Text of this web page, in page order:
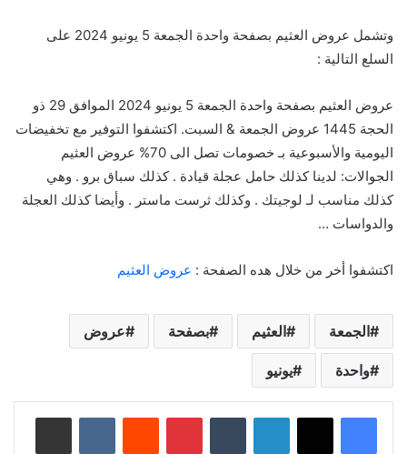
وتشمل عروض العثيم بصفحة واحدة الجمعة 5 يونيو 2024 على
السلع التالية :
عروض العثيم بصفحة واحدة الجمعة 5 يونيو 2024 الموافق 29 ذو
الحجة 1445 عروض الجمعة & السبت. اكتشفوا التوفير مع تخفيضات
اليومية والأسبوعية بـ خصومات تصل الى 70% عروض العثيم
الجوالات: لدينا كذلك حامل عجلة قيادة . كذلك سباق برو . وهي
كذلك مناسب لـ لوجيتك . وكذلك ثرست ماستر . وأيضا كذلك العجلة
والدواسات …
اكتشفوا أخر من خلال هده الصفحة : عروض العثيم
الجمعة العثيم بصفحة عروض
واحدة يونيو
لينكدإن بينتيريست